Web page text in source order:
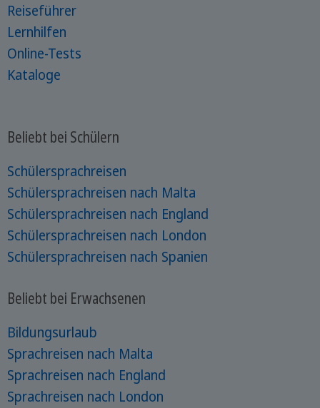
Reiseführer
Lernhilfen
Online-Tests
Kataloge
Beliebt bei Schülern
Schülersprachreisen
Schülersprachreisen nach Malta
Schülersprachreisen nach England
Schülersprachreisen nach London
Schülersprachreisen nach Spanien
Beliebt bei Erwachsenen
Bildungsurlaub
Sprachreisen nach Malta
Sprachreisen nach England
Sprachreisen nach London